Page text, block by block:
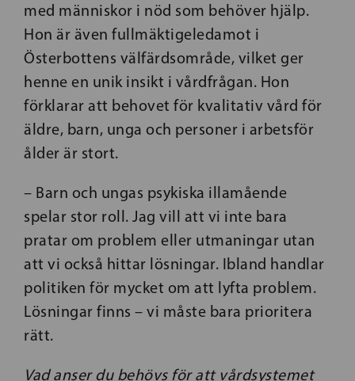
med människor i nöd som behöver hjälp.
Hon är även fullmäktigeledamot i
Österbottens välfärdsområde, vilket ger
henne en unik insikt i vårdfrågan. Hon
förklarar att behovet för kvalitativ vård för
äldre, barn, unga och personer i arbetsför
ålder är stort.
– Barn och ungas psykiska illamående
spelar stor roll. Jag vill att vi inte bara
pratar om problem eller utmaningar utan
att vi också hittar lösningar. Ibland handlar
politiken för mycket om att lyfta problem.
Lösningar finns – vi måste bara prioritera
rätt.
Vad anser du behövs för att vårdsystemet